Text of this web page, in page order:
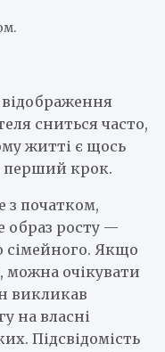
сниться часто,
житті є щось
перший крок.
з початком,
образ росту —
сімейного. Якщо
можна очікувати
викликав
на власні
Підсвідомість